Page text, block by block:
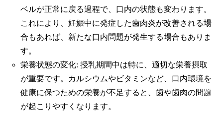
ベルが正常に戻る過程で、口内の状態も変わります。
これにより、妊娠中に発症した歯肉炎が改善される場
合もあれば、新たな口内問題が発生する場合もありま
す。
栄養状態の変化: 授乳期間中は特に、適切な栄養摂取
が重要です。カルシウムやビタミンなど、口内環境を
健康に保つための栄養が不足すると、歯や歯肉の問題
が起こりやすくなります。